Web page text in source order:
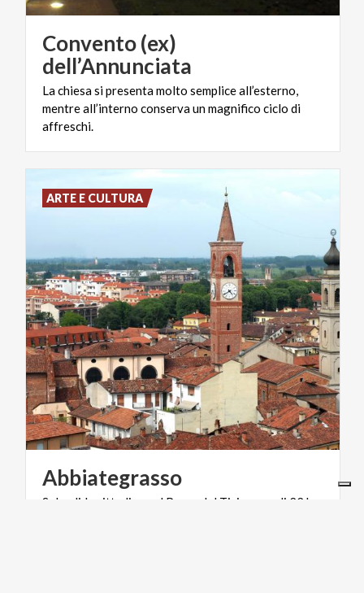
Convento (ex)
dell’Annunciata
La chiesa si presenta molto semplice all’esterno,
mentre all’interno conserva un magnifico ciclo di
affreschi.
Abbiategrasso
Splendida cittadina nel Parco del Ticino, soli 22 km
ARTE E CULTURA